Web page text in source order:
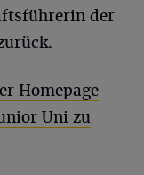
der
Homepage
Uni zu